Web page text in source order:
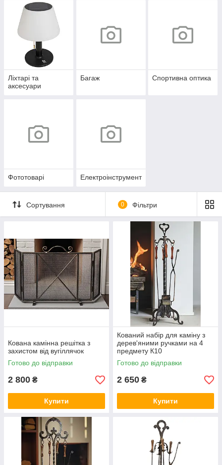
Ліхтарі та
аксесуари
Багаж Спортивна оптика
Фототоварі Електроінструмент
Сортування 0 Фільтри
Кована камінна решітка з
захистом від вугіллячок
Готово до відправки
2 800 ₴
Купити
Кований набір для каміну з
дерев'яними ручками на 4
предмету К10
Готово до відправки
2 650 ₴
Купити